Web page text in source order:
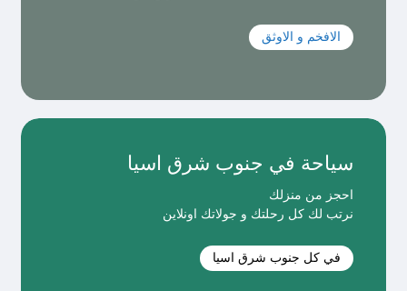
الافخم و الاوثق
سياحة في جنوب شرق اسيا
احجز من منزلك
نرتب لك كل رحلتك و جولاتك اونلاين
في كل جنوب شرق اسيا